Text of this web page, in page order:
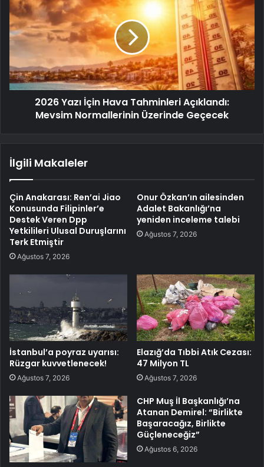
2026 Yazı İçin Hava Tahminleri Açıklandı:
Mevsim Normallerinin Üzerinde Geçecek
İlgili Makaleler
Çin Anakarası: Ren’ai Jiao
Konusunda Filipinler’e
Destek Veren Dpp
Yetkilileri Ulusal Duruşlarını
Terk Etmiştir
Ağustos 7, 2026
Onur Özkan’ın ailesinden
Adalet Bakanlığı’na
yeniden inceleme talebi
Ağustos 7, 2026
İstanbul’a poyraz uyarısı:
Rüzgar kuvvetlenecek!
Ağustos 7, 2026
Elazığ’da Tıbbi Atık Cezası:
47 Milyon TL
Ağustos 7, 2026
CHP Muş İl Başkanlığı’na
Atanan Demirel: “Birlikte
Başaracağız, Birlikte
Güçleneceğiz”
Ağustos 6, 2026